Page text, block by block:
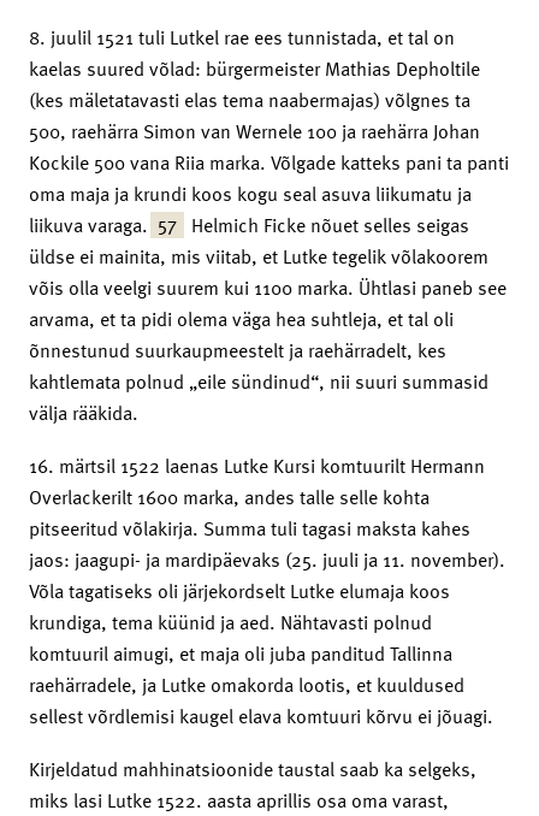
8. juulil 1521 tuli Lutkel rae ees tunnistada, et tal on
kaelas suured võlad: bürgermeister Mathias Depholtile
(kes mäletatavasti elas tema naabermajas) võlgnes ta
500, raehärra Simon van Wernele 100 ja raehärra Johan
Kockile 500 vana Riia marka. Võlgade katteks pani ta panti
oma maja ja krundi koos kogu seal asuva liikumatu ja
liikuva varaga. 57 Helmich Ficke nõuet selles seigas
üldse ei mainita, mis viitab, et Lutke tegelik võlakoorem
võis olla veelgi suurem kui 1100 marka. Ühtlasi paneb see
arvama, et ta pidi olema väga hea suhtleja, et tal oli
õnnestunud suurkaupmeestelt ja raehärradelt, kes
kahtlemata polnud „eile sündinud“, nii suuri summasid
välja rääkida.
16. märtsil 1522 laenas Lutke Kursi komtuurilt Hermann
Overlackerilt 1600 marka, andes talle selle kohta
pitseeritud võlakirja. Summa tuli tagasi maksta kahes
jaos: jaagupi- ja mardipäevaks (25. juuli ja 11. november).
Võla tagatiseks oli järjekordselt Lutke elumaja koos
krundiga, tema küünid ja aed. Nähtavasti polnud
komtuuril aimugi, et maja oli juba panditud Tallinna
raehärradele, ja Lutke omakorda lootis, et kuuldused
sellest võrdlemisi kaugel elava komtuuri kõrvu ei jõuagi.
Kirjeldatud mahhinatsioonide taustal saab ka selgeks,
miks lasi Lutke 1522. aasta aprillis osa oma varast,